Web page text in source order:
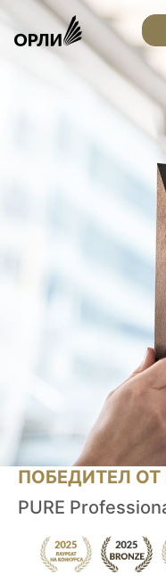
ПОБЕДИТЕЛ
PURE